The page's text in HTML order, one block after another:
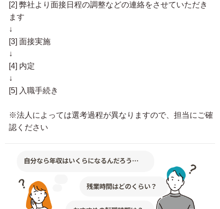
[2] 弊社より面接日程の調整などの連絡をさせていただき
ます
↓
[3] 面接実施
↓
[4] 内定
↓
[5] 入職手続き
※法人によっては選考過程が異なりますので、担当にご確
認ください